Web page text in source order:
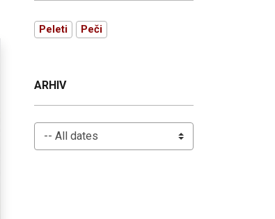
Peleti Peči
ARHIV